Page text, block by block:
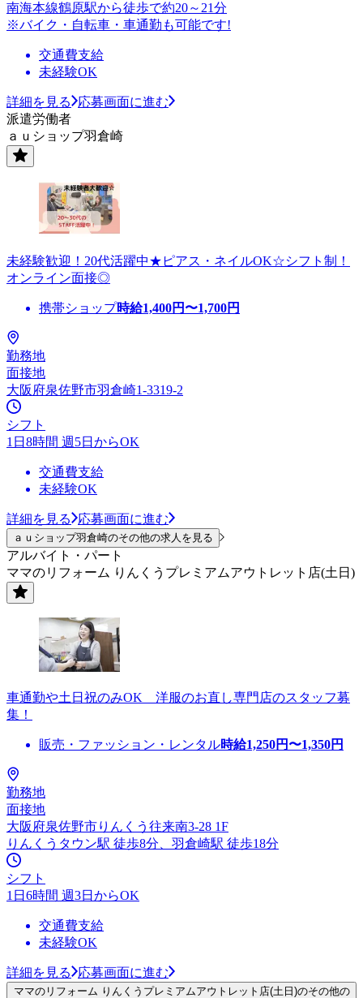
南海本線鶴原駅から徒歩で約20～21分
※バイク・自転車・車通勤も可能です!
交通費支給
未経験OK
詳細を見る
応募画面に進む
派遣労働者
ａｕショップ羽倉崎
未経験歓迎！20代活躍中★ピアス・ネイルOK☆シフト制！
オンライン面接◎
携帯ショップ時給1,400円〜1,700円
勤務地
面接地
大阪府泉佐野市羽倉崎1-3319-2
シフト
1日8時間 週5日からOK
交通費支給
未経験OK
詳細を見る 応募画面に進む
ａｕショップ羽倉崎のその他の求人を見る
アルバイト・パート
ママのリフォーム りんくうプレミアムアウトレット店(土日)
車通勤や土日祝のみOK 洋服のお直し専門店のスタッフ募
集！
販売・ファッション・レンタル時給1,250円〜1,350円
勤務地
面接地
大阪府泉佐野市りんくう往来南3-28 1F
りんくうタウン駅 徒歩8分、羽倉崎駅 徒歩18分
シフト
1日6時間 週3日からOK
交通費支給
未経験OK
詳細を見る 応募画面に進む
ママのリフォーム りんくうプレミアムアウトレット店(土日)のその他の